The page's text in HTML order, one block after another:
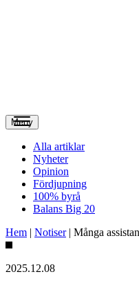
Meny
Alla artiklar
Nyheter
Opinion
Fördjupning
100% byrå
Balans Big 20
Hem | Notiser| Många
2025.12.08